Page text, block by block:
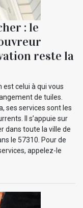
: le
reste la
est celui à qui vous
de tuiles.
ses services sont les
Il s’appuie sur
dans toute la ville de
le 57310. Pour de
appelez-le